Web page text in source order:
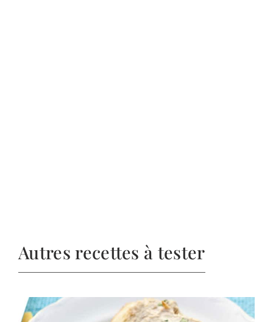
Autres recettes à tester